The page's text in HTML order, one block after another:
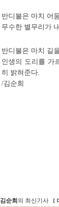
반디불은 마치 어
무수한 별무리가
반디불은 마치 길
인생의 도리를 가
히 밝혀준다.
/김순희
김순희 의 최신기사 [